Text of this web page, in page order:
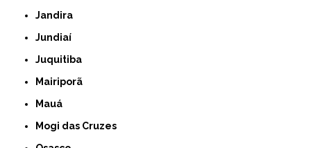
Jandira
Jundiaí
Juquitiba
Mairiporã
Mauá
Mogi das Cruzes